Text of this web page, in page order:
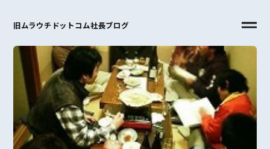
旧ムラウチドットコム社長ブログ